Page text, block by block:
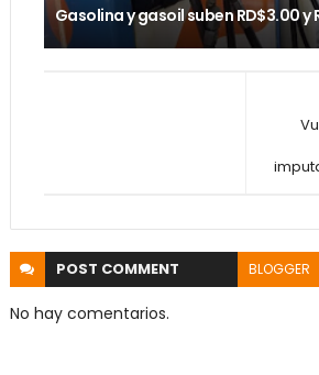
Gasolina y gasoil suben RD$3.00 y
POST COMMENT BLOGGER
No hay comentarios.